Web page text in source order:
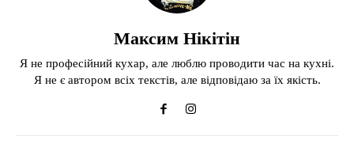
Максим Нікітін
Я не професійний кухар, але люблю проводити час на кухні.
Я не є автором всіх текстів, але відповідаю за їх якість.